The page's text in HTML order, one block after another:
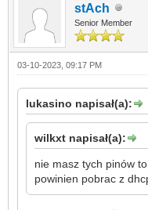
stAch
Senior Member
03-10-2023, 09:17 PM
lukasino napisał(a):
wilkxt napisał(a):
nie masz tych pinów
powinien pobrac z